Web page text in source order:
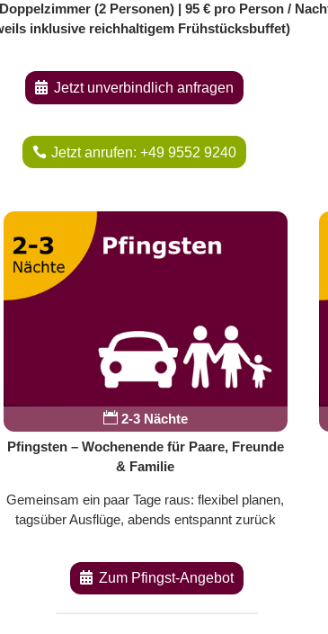
(2 Personen) | 95 € pro Person /
inklusive reichhaltigem Frühstücksbuffet)
Jetzt unverbindlich anfragen
Jetzt anrufen: +49 9552 9240
 2-3 Nächte
Pfingsten – Wochenende für Paare, Freunde
& Familie
Gemeinsam ein paar Tage raus: flexibel planen,
tagsüber Ausflüge, abends entspannt zurück
Zum Pfingst-Angebot